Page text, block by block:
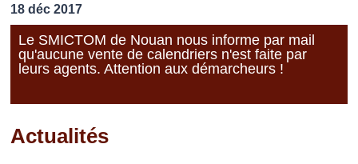
18 déc 2017
Le SMICTOM de Nouan nous informe par mail
qu'aucune vente de calendriers n'est faite par
leurs agents. Attention aux démarcheurs !
Actualités